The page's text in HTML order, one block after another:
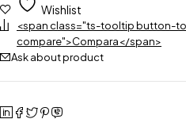
Wishlist
<span class="ts-tooltip button-
compare">Compara</span>
Ask about product